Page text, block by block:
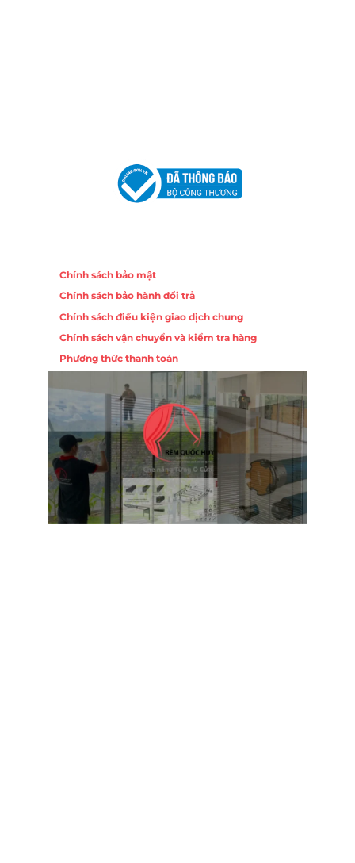
Chính sách bảo mật
Chính sách bảo hành đổi trả
Chính sách điều kiện giao dịch chung
Chính sách vận chuyển và kiểm tra hàng
Phương thức thanh toán